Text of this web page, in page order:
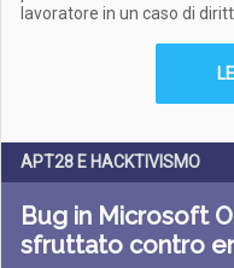
lavoratore in un caso di
APT28 E HACKTIVISMO
Bug in Microsoft
sfruttato contro